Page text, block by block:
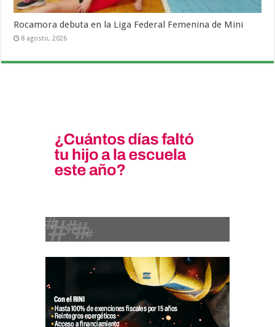
Rocamora debuta en la Liga Federal Femenina de Mini
8 agosto, 2026